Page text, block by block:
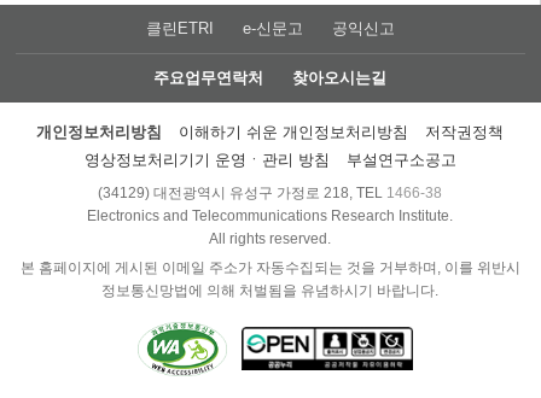
클린ETRI e-신문고 공익신고
주요업무연락처 찾아오시는길
개인정보처리방침 이해하기 쉬운 개인정보처리방침
저작권정책
영상정보처리기기 운영ㆍ관리 방침
부설연구소공고
(34129) 대전광역시 유성구 가정로 218, TEL 1466-38
Electronics and Telecommunications Research Institute.
All rights reserved.
본 홈페이지에 게시된 이메일 주소가 자동수집되는 것을 거부하며, 이를 위반시
정보통신망법에 의해 처벌됨을 유념하시기 바랍니다.